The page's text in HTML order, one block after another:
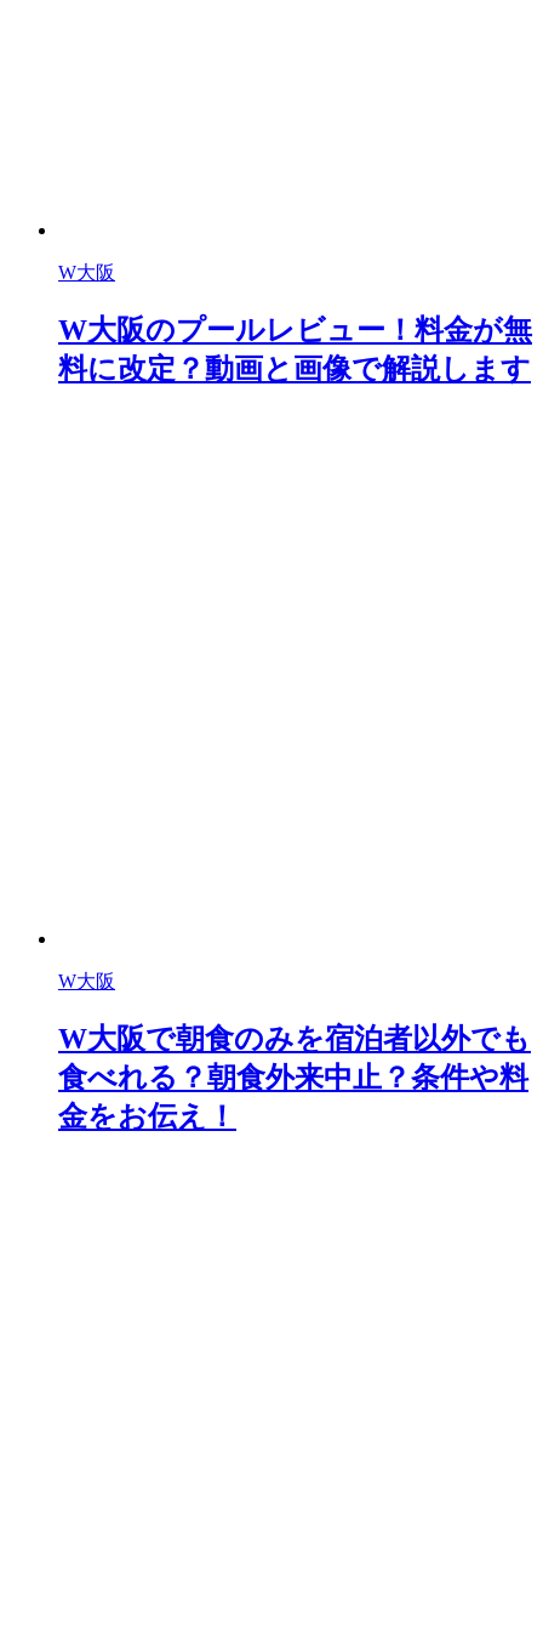
W大阪
W大阪のプールレビュー！料金が無
料に改定？動画と画像で解説します
W大阪
W大阪で朝食のみを宿泊者以外でも
食べれる？朝食外来中止？条件や料
金をお伝え！